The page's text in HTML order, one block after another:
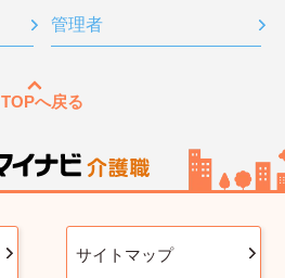
管理者
TOPへ戻る
サイトマップ